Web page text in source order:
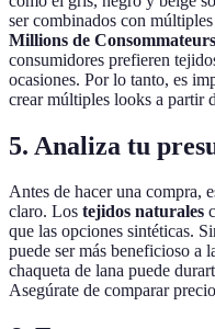
ser combinados con
Millions de Consommateurs
consumidores prefieren
ocasiones. Por lo tanto, es
crear múltiples looks a partir
5. Analiza tu
Antes de hacer una compra,
claro. Los tejidos naturales
que las opciones sintéticas.
puede ser más beneficioso a
chaqueta de lana puede
Asegúrate de comparar